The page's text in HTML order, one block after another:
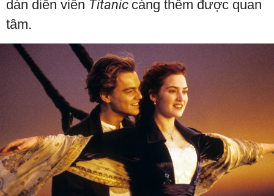
dàn diễn viên Titanic càng thêm được quan
tâm.